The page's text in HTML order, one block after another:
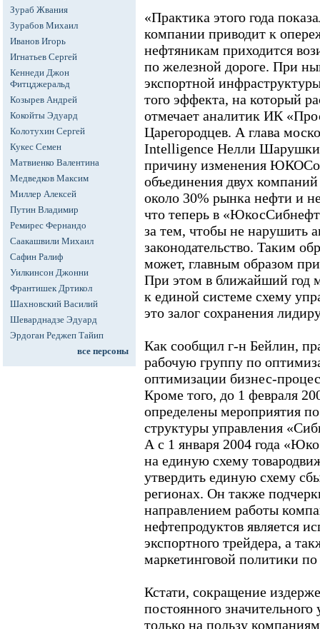
Зураб Жвания
Зурабов Михаил
Иванов Игорь
Игнатьев Сергей
Кеннеди Джон
Фитцджеральд
Козырев Андрей
Кокойты Эдуард
Колотухин Сергей
Кукес Семен
Матвиенко Валентина
Медведков Максим
Миллер Алексей
Путин Владимир
Ремирес Фернандо
Саакашвили Михаил
Сафин Ралиф
Уилкинсон Джонни
Франтишек Дртикол
Шахновский Василий
Шеварднадзе Эдуард
Эрдоган Реджеп Тайип
все персоны
«Практика этого года
компании приводит к
нефтяникам приходится
по железной дороге. При
экспортной
того эффекта, на который
отмечает аналитик ИК
Царегородцев. А глава
Intelligence Нелли
причину изменения
объединения двух
около 30% рынка нефти и
что теперь в
за тем, чтобы не нарушить
законодательство. Таким
может, главным образом
При этом в ближайший год
к единой системе схему
это залог сохранения
Как сообщил г-н Бейлин,
рабочую группу по
оптимизации бизнес-
Кроме того, до 1 февраля
определены мероприятия
структуры управления
А с 1 января 2004 года
на единую схему
утвердить единую схему
регионах. Он также
направлением работы
нефтепродуктов является
экспортного трейдера, а
маркетинговой политики
Кстати, сокращение
постоянного
только на пользу